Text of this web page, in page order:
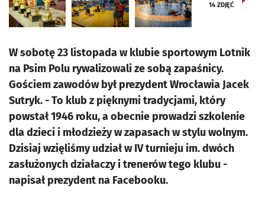
14 ZDJĘĆ
W sobotę 23 listopada w klubie sportowym Lotnik
na Psim Polu rywalizowali ze sobą zapaśnicy.
Gościem zawodów był prezydent Wrocławia Jacek
Sutryk. - To klub z pięknymi tradycjami, który
powstał 1946 roku, a obecnie prowadzi szkolenie
dla dzieci i młodzieży w zapasach w stylu wolnym.
Dzisiaj wzięliśmy udział w IV turnieju im. dwóch
zasłużonych działaczy i trenerów tego klubu -
napisał prezydent na Facebooku.